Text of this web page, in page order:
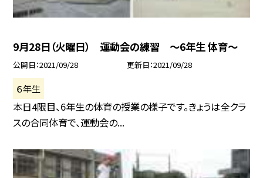
9月28日（火曜日） 運動会の練習 〜6年生 体育〜
公開日 2021/09/28 更新日 2021/09/28
６年生
本日4限目、6年生の体育の授業の様子です。きょうは全クラ
スの合同体育で、運動会の...